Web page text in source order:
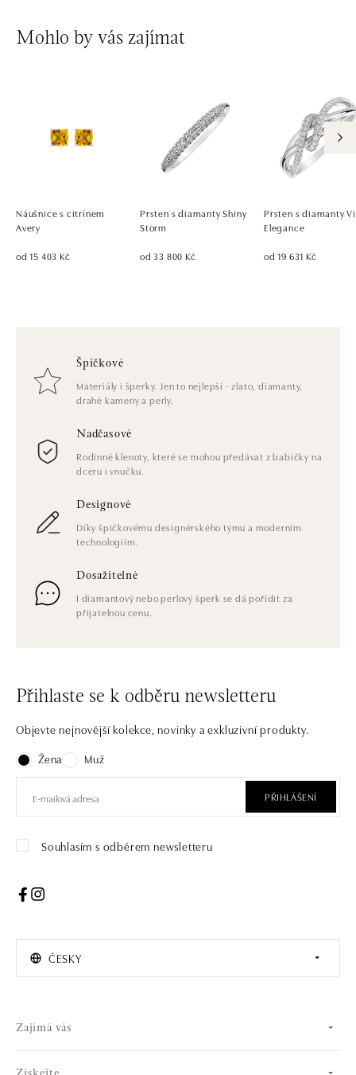
Mohlo by vás zajímat
Náušnice s citrínem
Avery
od 15 403 Kč
Prsten s diamanty Shiny
Storm
od 33 800 Kč
Prsten s diamanty
Elegance
od 19 631 Kč
Špičkové
Materiály i šperky. Jen to nejlepší - zlato, diamanty,
drahé kameny a perly.
Nadčasové
Rodinné klenoty, které se mohou předávat z babičky na
dceru i vnučku.
Designové
Díky špičkovému designérského týmu a moderním
technologiím.
Dosažitelné
I diamantový nebo perlový šperk se dá pořídit za
přijatelnou cenu.
Přihlaste se k odběru newsletteru
Objevte nejnovější kolekce, novinky a exkluzivní produkty.
Žena
Muž
PŘIHLÁŠENÍ
Souhlasím s odběrem newsletteru
ČESKY
Zajímá vás